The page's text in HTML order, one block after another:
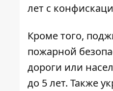
лет с
Кроме того,
пожарной
дороги или
до 5 лет. Также